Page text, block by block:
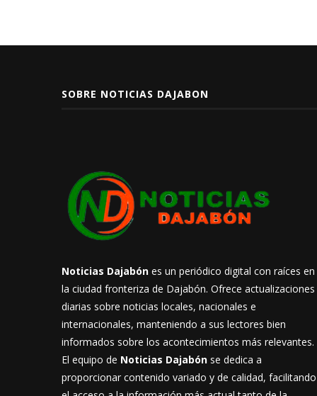
SOBRE NOTICIAS DAJABON
Noticias Dajabón es un periódico digital con raíces en
la ciudad fronteriza de Dajabón. Ofrece actualizaciones
diarias sobre noticias locales, nacionales e
internacionales, manteniendo a sus lectores bien
informados sobre los acontecimientos más relevantes.
El equipo de Noticias Dajabón se dedica a
proporcionar contenido variado y de calidad, facilitando